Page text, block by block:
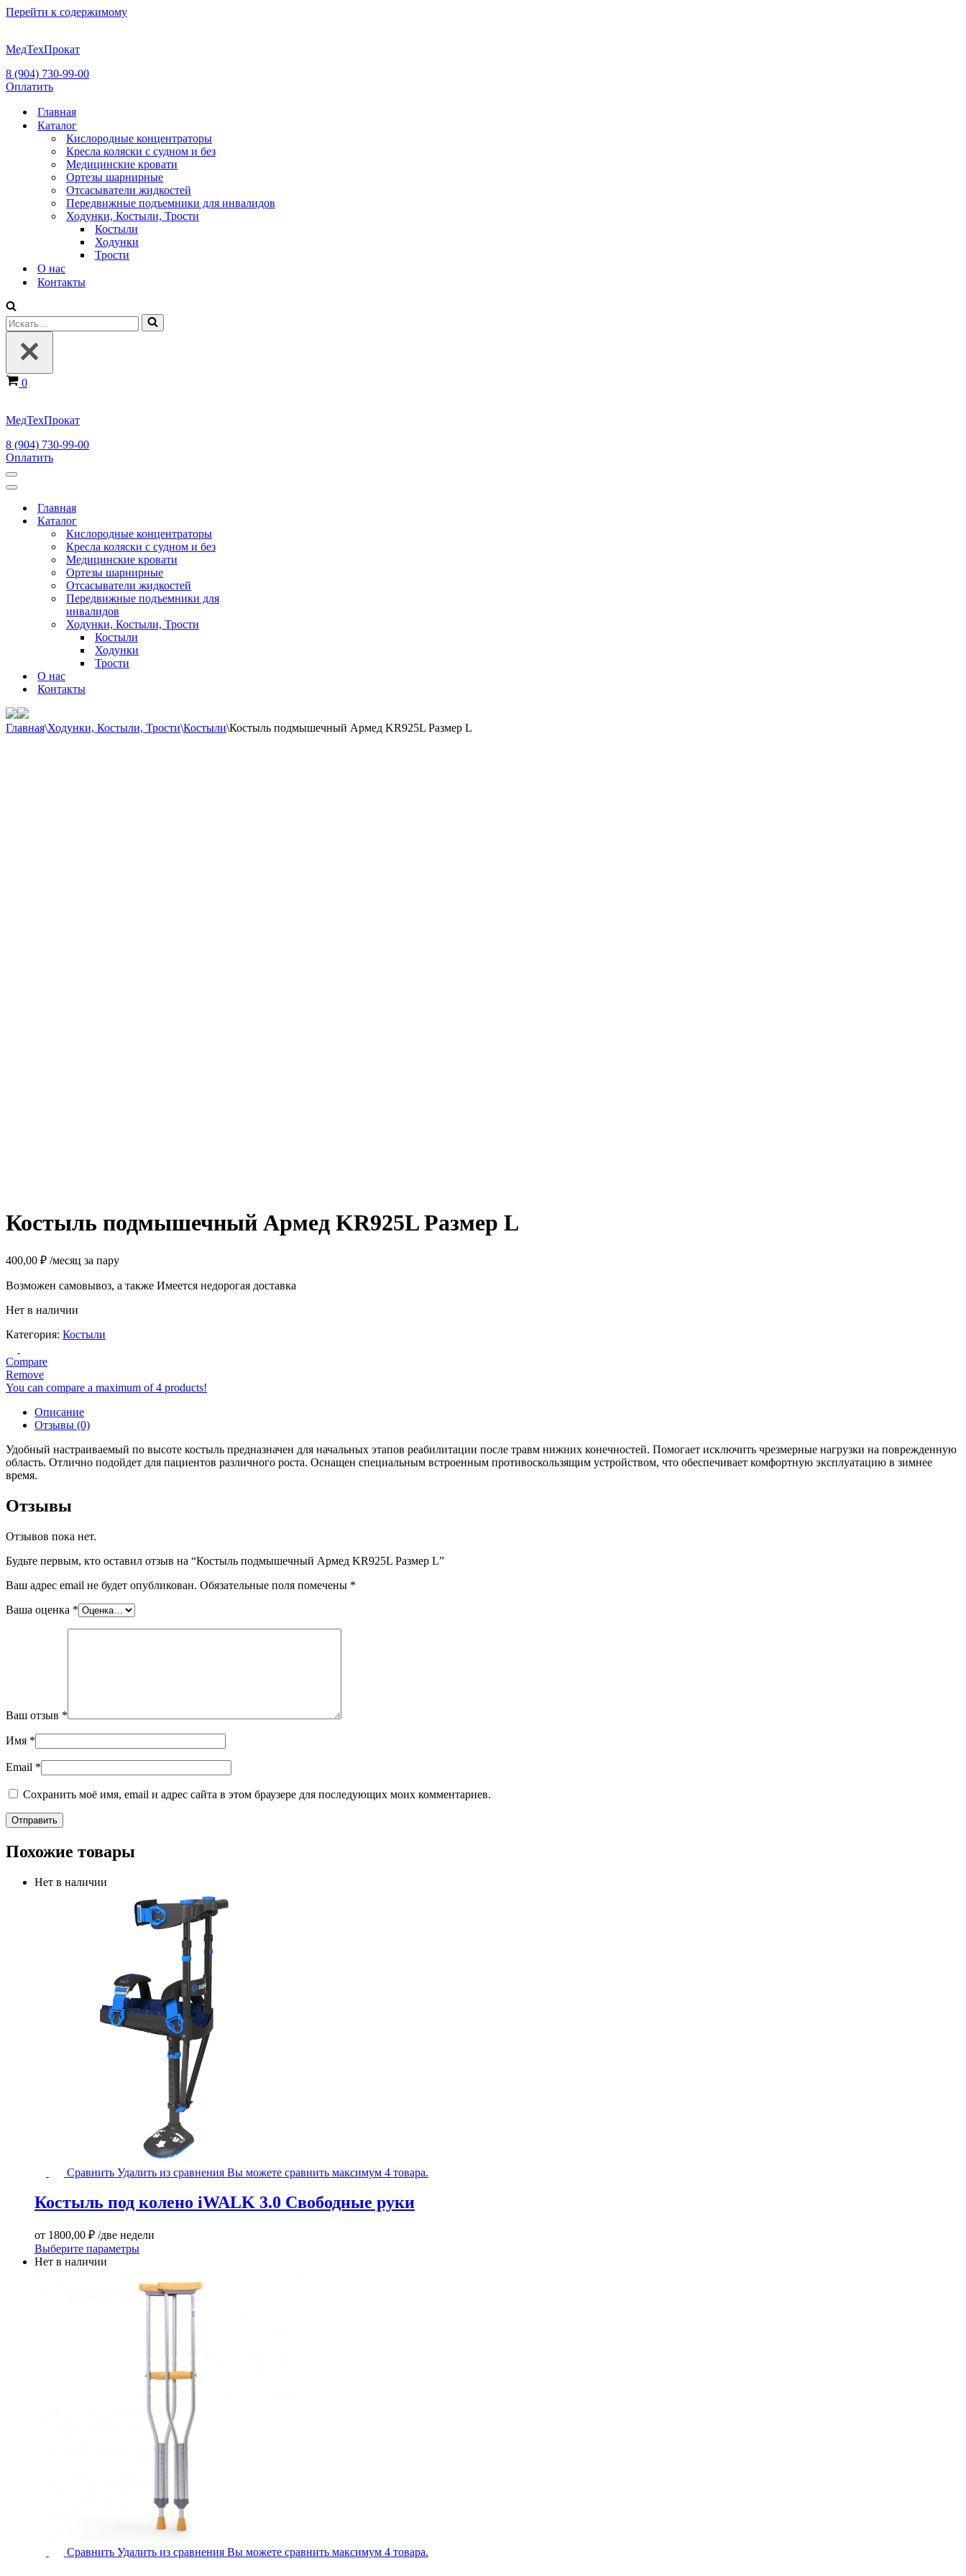
Перейти к содержимому
МедТехПрокат
8 (904) 730-99-00
Оплатить
Главная
Каталог
Кислородные концентраторы
Кресла коляски с судном и без
Медицинские кровати
Ортезы шарнирные
Отсасыватели жидкостей
Передвижные подъемники для инвалидов
Ходунки, Костыли, Трости
Костыли
Ходунки
Трости
О нас
Контакты
Искать...
Корзина
0
МедТехПрокат
8 (904) 730-99-00
Оплатить
Меню
навигации
Меню
навигацииГлавная
Каталог
Кислородные концентраторы
Кресла коляски с судном и без
Медицинские кровати
Ортезы шарнирные
Отсасыватели жидкостей
Передвижные подъемники для
инвалидов
Ходунки, Костыли, Трости
Костыли
Ходунки
Трости
О нас
Контакты
Главная\Ходунки, Костыли, Трости\Костыли\Костыль подмышечный Армед KR925L Размер L
Костыль подмышечный Армед KR925L Размер L
400,00 ₽ /месяц за пару
Возможен самовывоз, а также Имеется недорогая доставка
Нет в наличии
Категория: Костыли
Compare
Remove
You can compare a maximum of 4 products!
Описание
Отзывы (0)
Удобный настраиваемый по высоте костыль предназначен для начальных этапов реабилитации после травм нижних конечностей. Помогает исключить чрезмерные нагрузки на поврежденную
область. Отлично подойдет для пациентов различного роста. Оснащен специальным встроенным противоскользящим устройством, что обеспечивает комфортную эксплуатацию в зимнее
время.
Отзывы
Отзывов пока нет.
Будьте первым, кто оставил отзыв на “Костыль подмышечный Армед KR925L Размер L”
Ваш адрес email не будет опубликован. Обязательные поля помечены *
Ваша оценка *
Ваш отзыв *
Имя *
Email *
Сохранить моё имя, email и адрес сайта в этом браузере для последующих моих комментариев.
Похожие товары
Нет в наличии
Костыль
колено
iWALK
Свободные
руки
Сравнить Удалить из сравнения Вы можете сравнить максимум 4 товара.
Костыль под колено iWALK 3.0 Свободные руки
от 1800,00 ₽ /две недели
Выберите параметрыЭтот
несколько
вариаций.
Опции
странице
товара.
Нет в наличии
КостыльСравнить Удалить из сравнения Вы можете сравнить максимум 4 товара.